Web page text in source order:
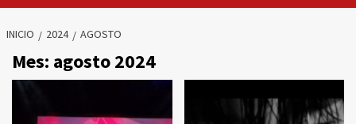
INICIO 2024 AGOSTO
Mes: agosto 2024